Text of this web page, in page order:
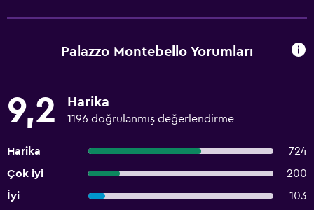
Palazzo Montebello Yorumları
9,2 Harika
1196 doğrulanmış değerlendirme
Harika
724
Çok iyi
200
İyi
103